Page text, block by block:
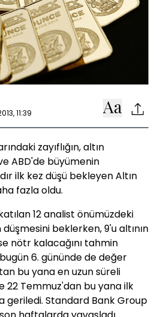
11:39
zayıflığın, altın
ABD'de büyümenin
ilk kez düşü bekleyen Altın
fazla oldu.
12 analist önümüzdeki
beklerken, 9'u altının
nötr kalacağını tahmin
6. gününde de değer
bu yana en uzun süreli
22 Temmuz'dan bu yana ilk
geriledi. Standard Bank Group